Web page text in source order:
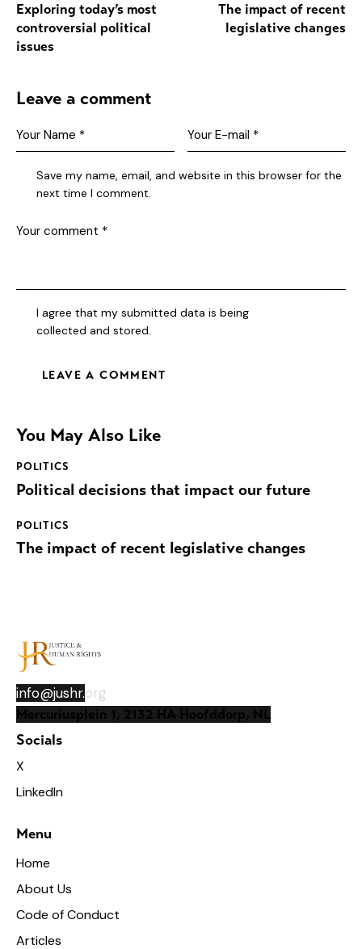
Exploring today’s most
controversial political
issues
The impact of recent
legislative changes
Leave a comment
Save my name, email, and website in this browser for the
next time I comment.
I agree that my submitted data is being
collected and stored.
You May Also Like
POLITICS
Political decisions that impact our future
POLITICS
The impact of recent legislative changes
info@jushr.org
Mercuriusplein 1, 2132 HA Hoofddorp, NL
Socials
X
LinkedIn
Menu
Home
About Us
Code of Conduct
Articles